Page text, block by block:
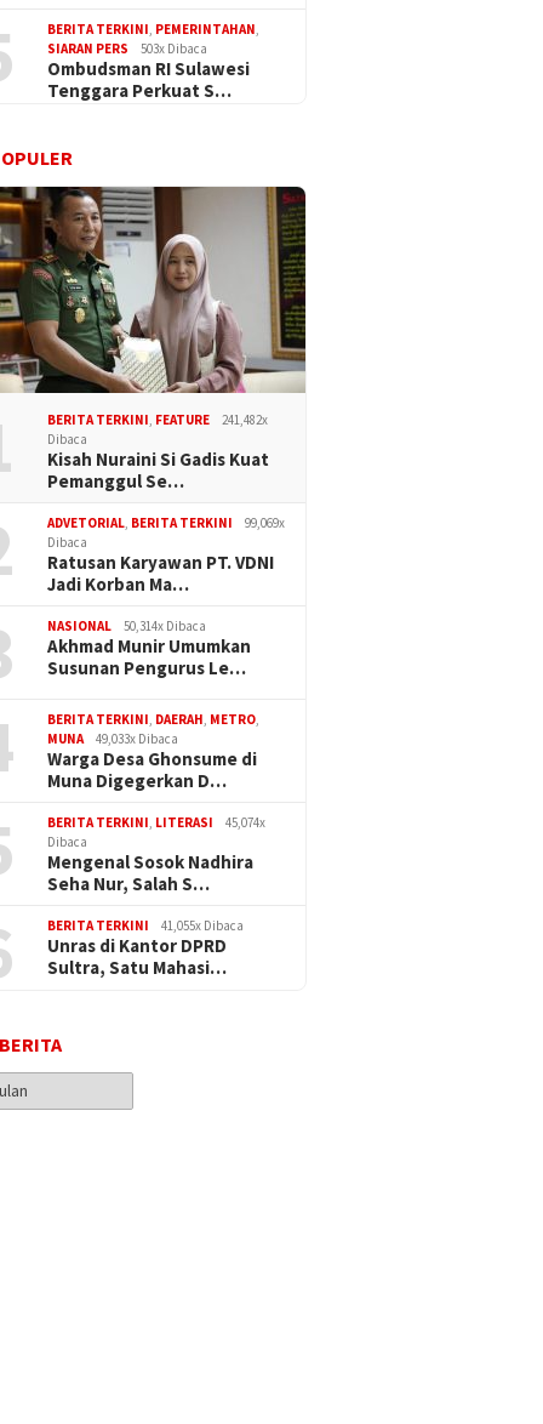
Prabowo–Gibran
Sosial di Langara,
HUT Konawe
Profesionalisme VS
BERITA TERKINI PEMERINTAHAN
SIARAN PERS
503x Dibaca
Ombudsman RI Sulawesi
Tenggara Perkuat S…
BERITA TERKINI FEATURE
241,482x
Dibaca
Kisah Nuraini Si Gadis Kuat
Pemanggul Se…
ADVETORIAL BERITA TERKINI
99,069x
Dibaca
Ratusan Karyawan PT. VDNI
Jadi Korban Ma…
NASIONAL 50,314x Dibaca
Akhmad Munir Umumkan
Susunan Pengurus Le…
BERITA TERKINI DAERAH METRO
MUNA
49,033x Dibaca
Warga Desa Ghonsume di
Muna Digegerkan D…
BERITA TERKINI LITERASI
45,074x
Dibaca
Mengenal Sosok Nadhira
Seha Nur, Salah S…
BERITA TERKINI 41,055x Dibaca
Unras di Kantor DPRD
Sultra, Satu Mahasi…